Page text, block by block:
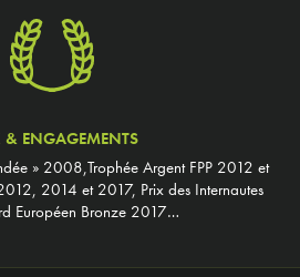
& ENGAGEMENTS
» 2008,Trophée Argent FPP 2012 et
2014 et 2017, Prix des Internautes
Européen Bronze 2017…